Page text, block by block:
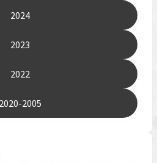
2024
2023
2022
2020-2005